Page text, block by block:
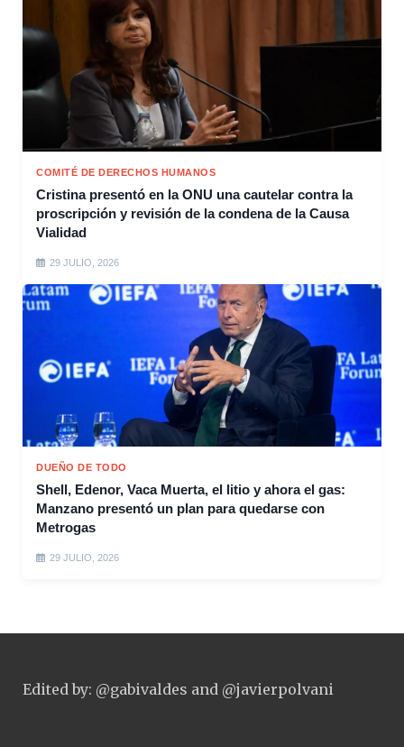
COMITÉ DE DERECHOS HUMANOS
Cristina presentó en la ONU una cautelar contra la
proscripción y revisión de la condena de la Causa
Vialidad
29 JULIO, 2026
DUEÑO DE TODO
Shell, Edenor, Vaca Muerta, el litio y ahora el gas:
Manzano presentó un plan para quedarse con
Metrogas
29 JULIO, 2026
Edited by: @gabivaldes and @javierpolvani